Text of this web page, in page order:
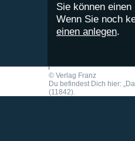
Sie können
Wenn Sie noch
einen anlegen.
© Verlag Franz
Du befindest Dich hier:
(11842).